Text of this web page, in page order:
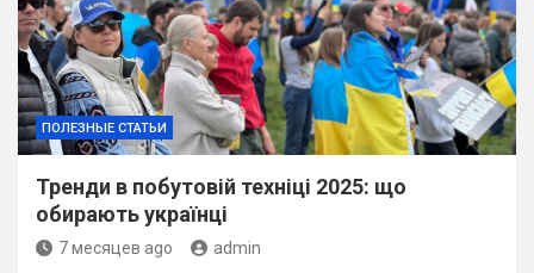
ПОЛЕЗНЫЕ СТАТЬИ
Тренди в побутовій техніці 2025: що
обирають українці
7 месяцев ago admin